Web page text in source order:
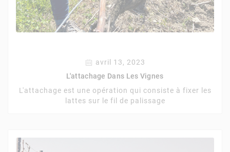
avril 13, 2023
L'attachage Dans Les Vignes
L'attachage est une opération qui consiste à fixer les
lattes sur le fil de palissage